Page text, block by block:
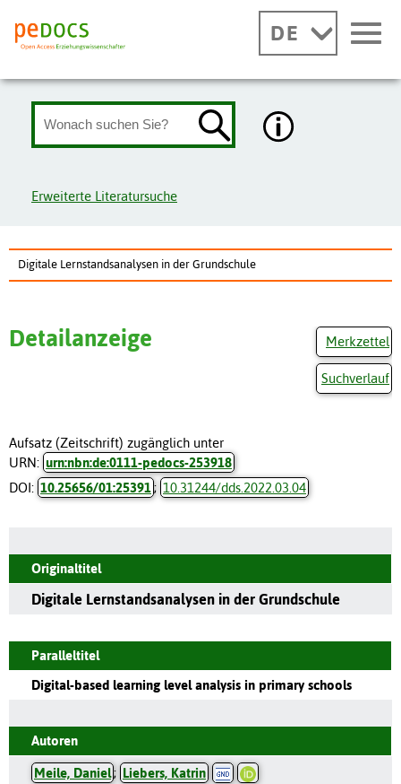
DE
Erweiterte Literatursuche
Digitale Lernstandsanalysen in der Grundschule
Merkzettel
Suchverlauf
Detailanzeige
Aufsatz (Zeitschrift) zugänglich unter
URN: urn:nbn:de:0111-pedocs-253918
DOI: 10.25656/01:25391; 10.31244/dds.2022.03.04
Originaltitel
Digitale Lernstandsanalysen in der Grundschule
Paralleltitel
Digital-based learning level analysis in primary schools
Autoren
Meile, Daniel; Liebers, Katrin